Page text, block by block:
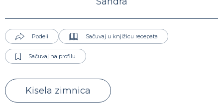
Podeli Sačuvaj u knjižicu recepata
Sačuvaj na profilu
Kisela zimnica